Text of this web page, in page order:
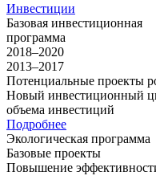
Инвестиции
Базовая инвестиционная
программа
2018–2020
2013–2017
Потенциальные проекты
Новый инвестиционный
объема инвестиций
Подробнее
Экологическая программа
Базовые проекты
Повышение